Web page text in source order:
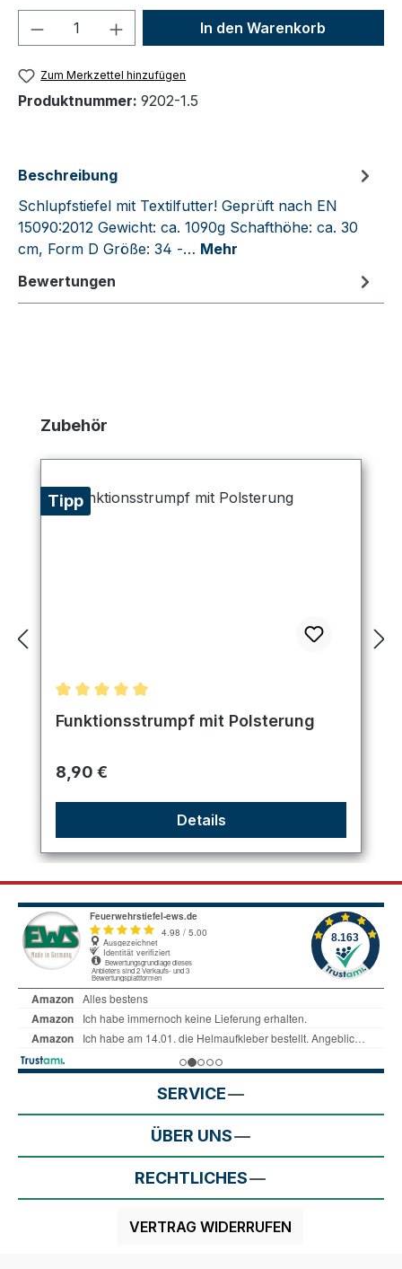
Produkt Anzahl: Gib denIn den Warenkorb
Zum Merkzettel hinzufügen
Produktnummer: 9202-1.5
Beschreibung
Schlupfstiefel mit Textilfutter! Geprüft nach EN
15090:2012 Gewicht: ca. 1090g Schafthöhe: ca. 30
cm, Form D Größe: 34 -… Mehr
Bewertungen
Produktgalerie überspringen
Zubehör
Tipp
Durchschnittliche Bewertung von 5 von 5 Sternen
Funktionsstrumpf mit Polsterung
Regulärer Preis:
8,90 €
Details
SERVICE
ÜBER UNS
RECHTLICHES
VERTRAG WIDERRUFEN